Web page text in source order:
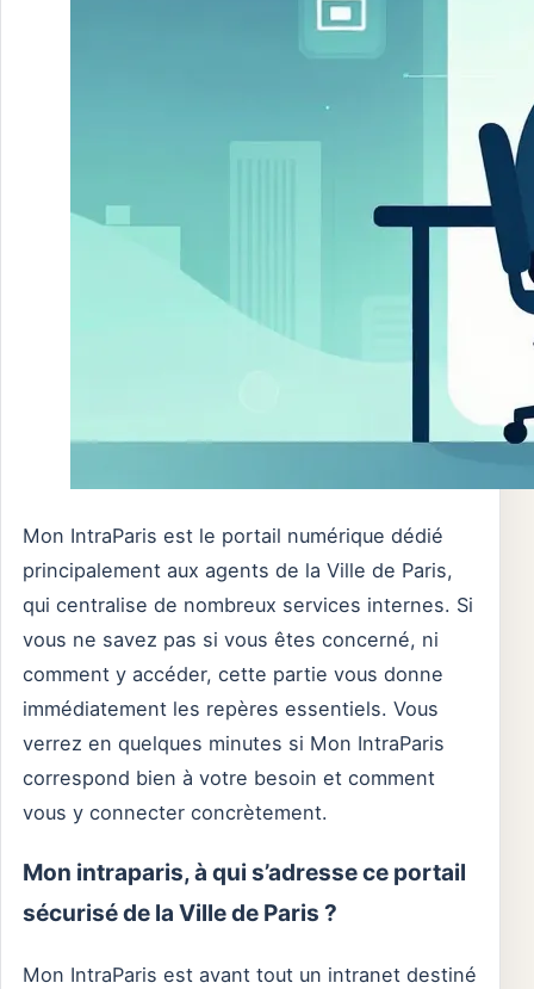
Mon IntraParis est le portail numérique dédié
principalement aux agents de la Ville de Paris,
qui centralise de nombreux services internes. Si
vous ne savez pas si vous êtes concerné, ni
comment y accéder, cette partie vous donne
immédiatement les repères essentiels. Vous
verrez en quelques minutes si Mon IntraParis
correspond bien à votre besoin et comment
vous y connecter concrètement.
Mon intraparis, à qui s’adresse ce portail
sécurisé de la Ville de Paris ?
Mon IntraParis est avant tout un intranet destiné